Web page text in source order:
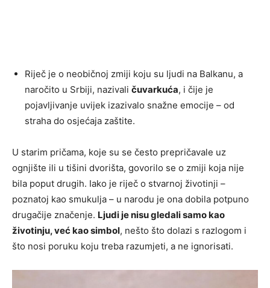
Riječ je o neobičnoj zmiji koju su ljudi na Balkanu, a
naročito u Srbiji, nazivali čuvarkuća, i čije je
pojavljivanje uvijek izazivalo snažne emocije – od
straha do osjećaja zaštite.
U starim pričama, koje su se često prepričavale uz
ognjište ili u tišini dvorišta, govorilo se o zmiji koja nije
bila poput drugih. Iako je riječ o stvarnoj životinji –
poznatoj kao smukulja – u narodu je ona dobila potpuno
drugačije značenje. Ljudi je nisu gledali samo kao
životinju, već kao simbol, nešto što dolazi s razlogom i
što nosi poruku koju treba razumjeti, a ne ignorisati.